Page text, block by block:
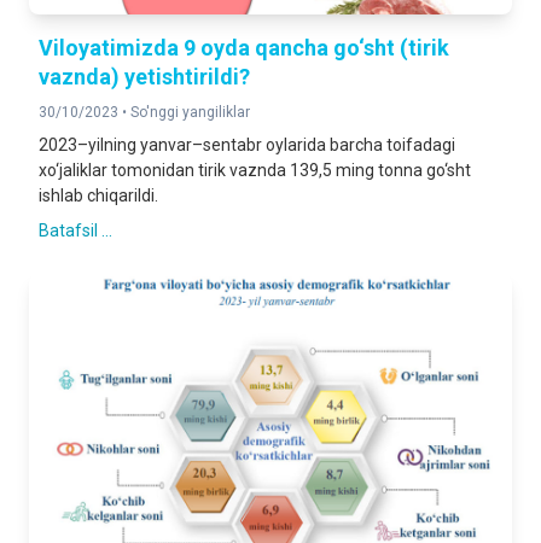
Viloyatimizda 9 oyda qancha go‘sht (tirik
vaznda) yetishtirildi?
30/10/2023 • So'nggi yangiliklar
2023–yilning yanvar–sentabr oylarida barcha toifadagi
xo‘jaliklar tomonidan tirik vaznda 139,5 ming tonna go‘sht
ishlab chiqarildi.
Batafsil ...